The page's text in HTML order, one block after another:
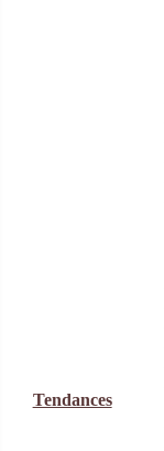
Tendances